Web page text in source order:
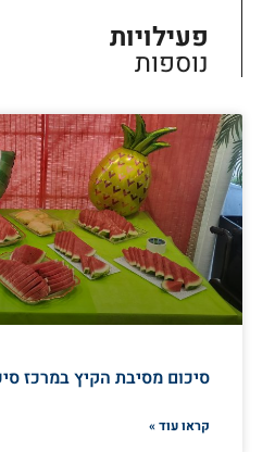
פעילויות
נוספות
סיכום מסיבת הקיץ במרכז
קראו עוד »